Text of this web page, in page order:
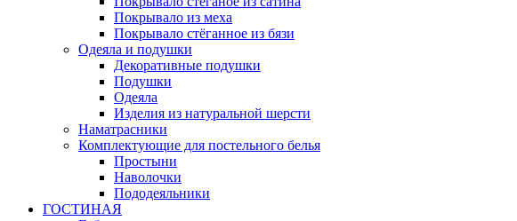
Покрывало из меха
Покрывало стёганное из бязи
Одеяла и подушки
Декоративные подушки
Подушки
Одеяла
Изделия из натуральной шерсти
Наматраcники
Комплектующие для постельного белья
Простыни
Наволочки
Пододеяльники
ГОСТИНАЯ